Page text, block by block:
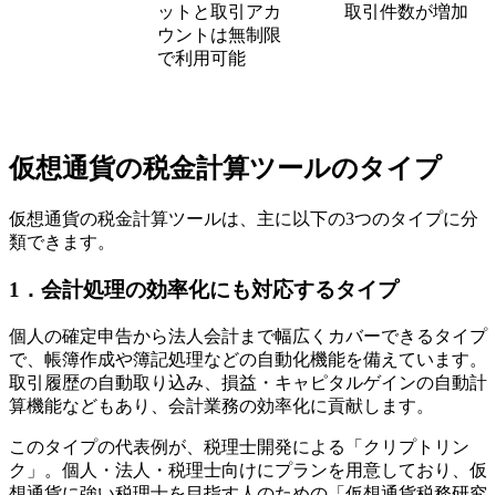
ットと取引アカ
ウントは無制限
で利用可能
取引件数が増加
仮想通貨の税金計算ツールのタイプ
仮想通貨の税金計算ツールは、主に以下の3つのタイプに分
類できます。
1．会計処理の効率化にも対応するタイプ
個人の確定申告から法人会計まで幅広くカバーできるタイプ
で、帳簿作成や簿記処理などの自動化機能を備えています。
取引履歴の自動取り込み、損益・キャピタルゲインの自動計
算機能などもあり、会計業務の効率化に貢献します。
このタイプの代表例が、税理士開発による「クリプトリン
ク」。個人・法人・税理士向けにプランを用意しており、仮